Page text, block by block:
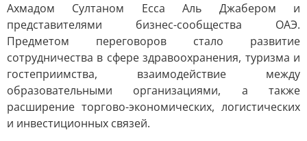
Ахмадом Султаном Есса Аль Джабером и
представителями бизнес-сообщества ОАЭ.
Предметом переговоров стало развитие
сотрудничества в сфере здравоохранения, туризма и
гостеприимства, взаимодействие между
образовательными организациями, а также
расширение торгово-экономических, логистических
и инвестиционных связей.